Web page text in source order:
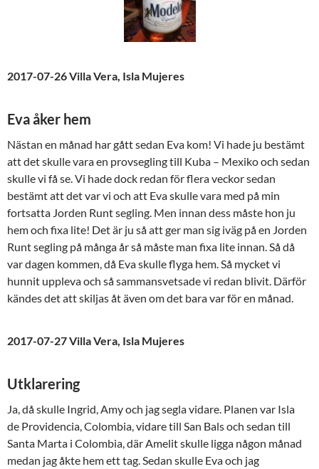
2017-07-26 Villa Vera, Isla Mujeres
Eva åker hem
Nästan en månad har gått sedan Eva kom! Vi hade ju bestämt
att det skulle vara en provsegling till Kuba – Mexiko och sedan
skulle vi få se. Vi hade dock redan för flera veckor sedan
bestämt att det var vi och att Eva skulle vara med på min
fortsatta Jorden Runt segling. Men innan dess måste hon ju
hem och fixa lite! Det är ju så att ger man sig iväg på en Jorden
Runt segling på många år så måste man fixa lite innan. Så då
var dagen kommen, då Eva skulle flyga hem. Så mycket vi
hunnit uppleva och så sammansvetsade vi redan blivit. Därför
kändes det att skiljas åt även om det bara var för en månad.
2017-07-27 Villa Vera, Isla Mujeres
Utklarering
Ja, då skulle Ingrid, Amy och jag segla vidare. Planen var Isla
de Providencia, Colombia, vidare till San Bals och sedan till
Santa Marta i Colombia, där Amelit skulle ligga någon månad
medan jag åkte hem ett tag. Sedan skulle Eva och jag